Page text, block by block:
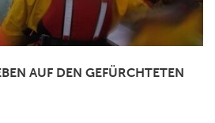
AUF DEN GEFÜRCHTETEN